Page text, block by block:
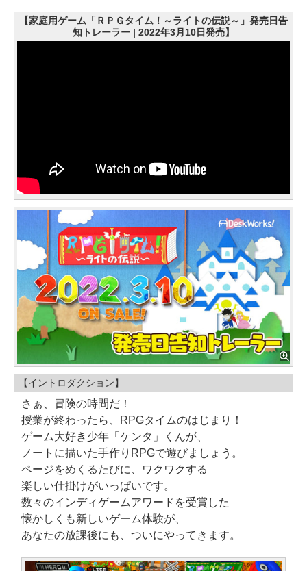
【家庭用ゲーム「ＲＰＧタイム！～ライトの伝説～」発売日告
知トレーラー | 2022年3月10日発売】
【イントロダクション】
さぁ、冒険の時間だ！
授業が終わったら、RPGタイムのはじまり！
ゲーム大好き少年「ケンタ」くんが、
ノートに描いた手作りRPGで遊びましょう。
ページをめくるたびに、ワクワクする
楽しい仕掛けがいっぱいです。
数々のインディゲームアワードを受賞した
懐かしくも新しいゲーム体験が、
あなたの放課後にも、ついにやってきます。